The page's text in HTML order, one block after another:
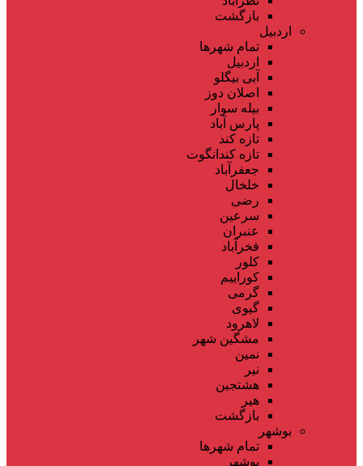
بازگشت
اردبیل
تمام شهر‌ها
اردبیل
آبی بیگلو
اصلان دوز
بیله سوار
پارس آباد
تازه کند
تازه کندانگوت
جعفرآباد
خلخال
رضی
سرعین
عنبران
فخرآباد
کلور
کوراییم
گرمی
گیوی
لاهرود
مشگین شهر
نمین
نیر
هشتجین
هیر
بازگشت
بوشهر
تمام شهر‌ها
بوشهر